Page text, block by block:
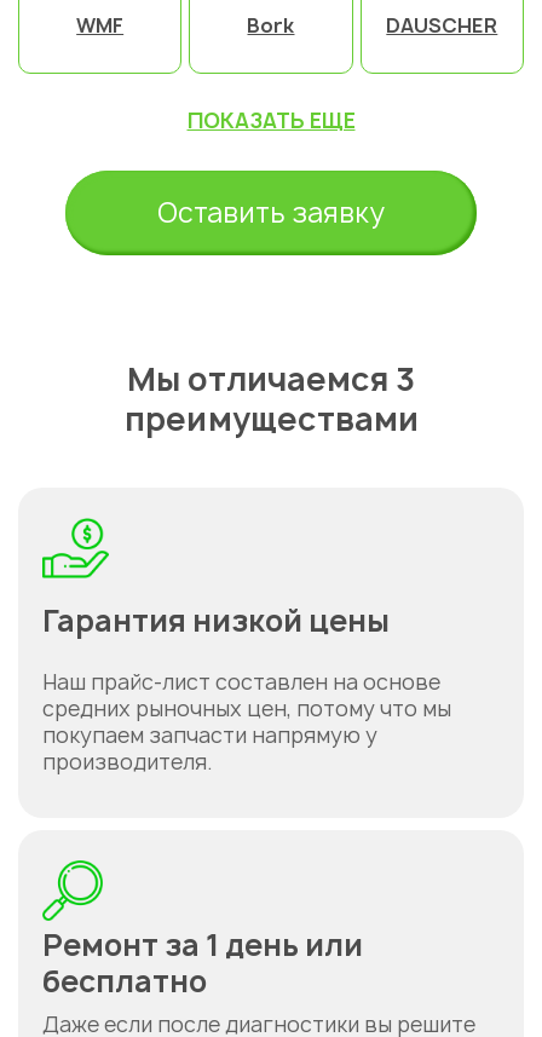
WMF Bork DAUSCHER
ПОКАЗАТЬ ЕЩЕ
Оставить заявку
Мы отличаемся 3
преимуществами
Гарантия низкой цены
Наш прайс-лист составлен на основе
средних рыночных цен, потому что мы
покупаем запчасти напрямую у
производителя.
Ремонт за 1 день или
бесплатно
Даже если после диагностики вы решите